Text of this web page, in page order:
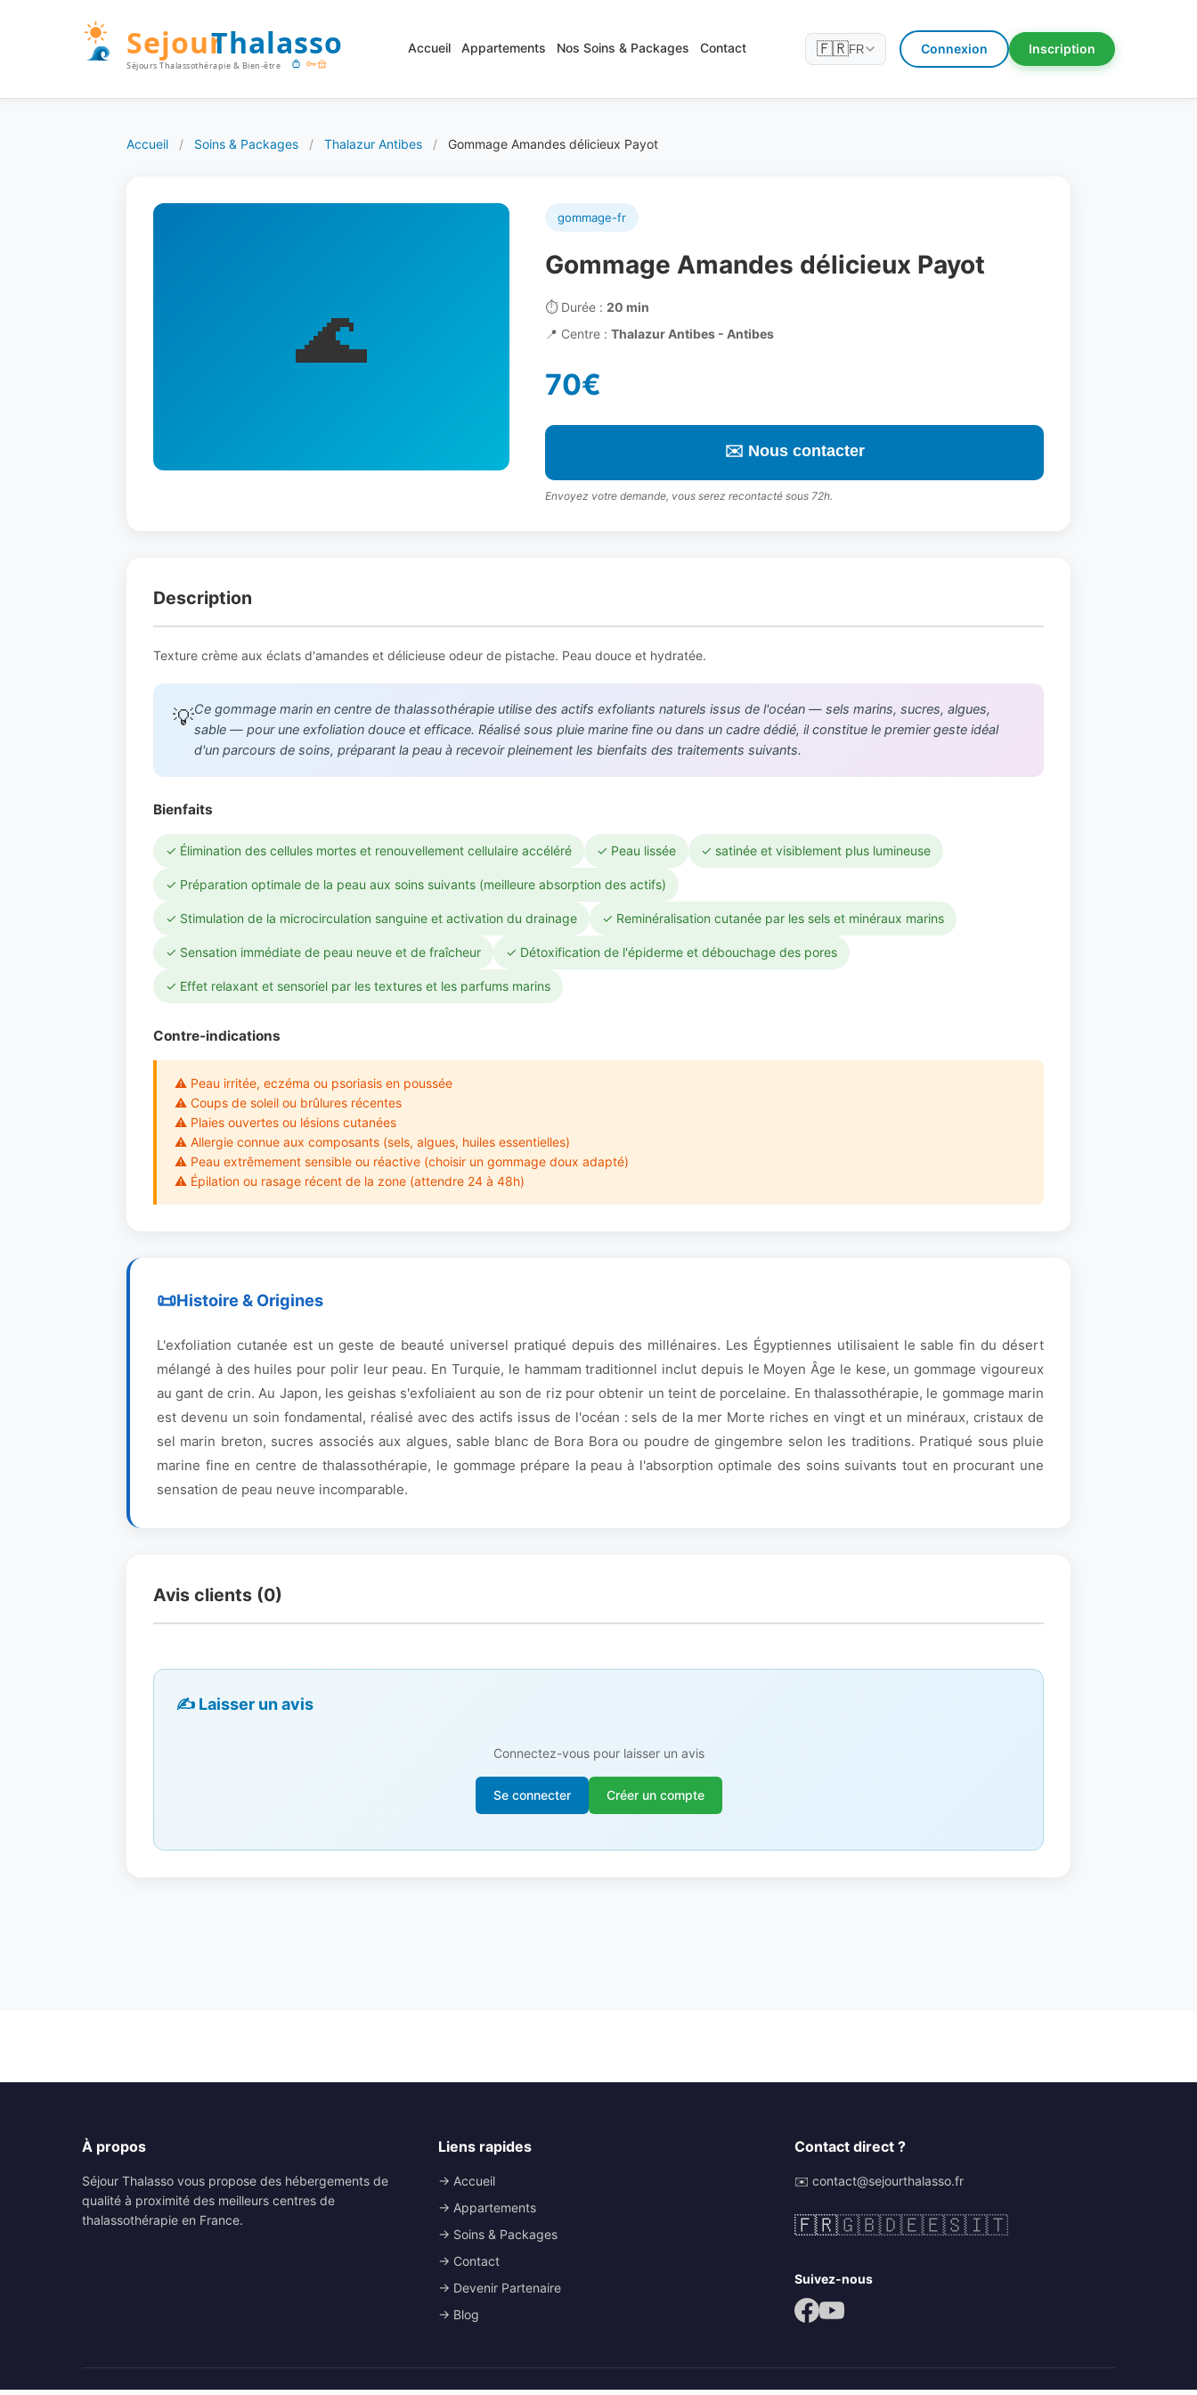
Accueil Appartements Nos Soins & Packages Contact 🇫🇷FR Connexion Inscription
Accueil / Soins & Packages / Thalazur Antibes / Gommage Amandes délicieux Payot
🌊
gommage-fr
Gommage Amandes délicieux Payot
⏱️Durée : 20 min
📍 Centre : Thalazur Antibes - Antibes
70€
✉️ Nous contacter
Envoyez votre demande, vous serez recontacté sous 72h.
Description
Texture crème aux éclats d'amandes et délicieuse odeur de pistache. Peau douce et hydratée.
💡Ce gommage marin en centre de thalassothérapie utilise des actifs exfoliants naturels issus de l'océan — sels marins, sucres, algues,
sable — pour une exfoliation douce et efficace. Réalisé sous pluie marine fine ou dans un cadre dédié, il constitue le premier geste idéal
d'un parcours de soins, préparant la peau à recevoir pleinement les bienfaits des traitements suivants.
Bienfaits
✓ Élimination des cellules mortes et renouvellement cellulaire accéléré ✓ Peau lissée ✓ satinée et visiblement plus lumineuse
✓ Préparation optimale de la peau aux soins suivants (meilleure absorption des actifs)
✓ Stimulation de la microcirculation sanguine et activation du drainage ✓ Reminéralisation cutanée par les sels et minéraux marins
✓ Sensation immédiate de peau neuve et de fraîcheur ✓ Détoxification de l'épiderme et débouchage des pores
✓ Effet relaxant et sensoriel par les textures et les parfums marins
Contre-indications
⚠ Peau irritée, eczéma ou psoriasis en poussée
⚠ Coups de soleil ou brûlures récentes
⚠ Plaies ouvertes ou lésions cutanées
⚠ Allergie connue aux composants (sels, algues, huiles essentielles)
⚠ Peau extrêmement sensible ou réactive (choisir un gommage doux adapté)
⚠ Épilation ou rasage récent de la zone (attendre 24 à 48h)
Histoire & Origines
L'exfoliation cutanée est un geste de beauté universel pratiqué depuis des millénaires. Les Égyptiennes utilisaient le sable fin du désert
mélangé à des huiles pour polir leur peau. En Turquie, le hammam traditionnel inclut depuis le Moyen Âge le kese, un gommage vigoureux
au gant de crin. Au Japon, les geishas s'exfoliaient au son de riz pour obtenir un teint de porcelaine. En thalassothérapie, le gommage marin
est devenu un soin fondamental, réalisé avec des actifs issus de l'océan : sels de la mer Morte riches en vingt et un minéraux, cristaux de
sel marin breton, sucres associés aux algues, sable blanc de Bora Bora ou poudre de gingembre selon les traditions. Pratiqué sous pluie
marine fine en centre de thalassothérapie, le gommage prépare la peau à l'absorption optimale des soins suivants tout en procurant une
sensation de peau neuve incomparable.
Avis clients (0)
✍️ Laisser un avis
Connectez-vous pour laisser un avis
Se connecter Créer un compte
À propos
Séjour Thalasso vous propose des hébergements de
qualité à proximité des meilleurs centres de
thalassothérapie en France.
Liens rapides
→ Accueil
→ Appartements
→ Soins & Packages
→ Contact
→ Devenir Partenaire
→ Blog
Contact direct ?
✉️ contact@sejourthalasso.fr
🇫🇷🇬🇧🇩🇪🇪🇸🇮🇹
Suivez-nous